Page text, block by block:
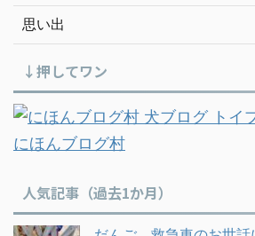
思い出
↓押してワン
にほんブログ村
人気記事（過去1か月）